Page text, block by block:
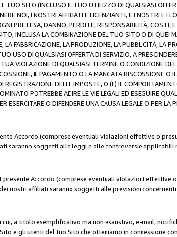
TUO SITO (INCLUSO IL TUO UTILIZZO DI QUALSIASI
NOI, I NOSTRI AFFILIATI E LICENZIANTI, E I NOSTRI E I
PRETESA, DANNO, PERDITE, RESPONSABILITÀ, COSTI, E
INCLUSA LA COMBINAZIONE DEL TUO SITO O DI QUEI
FABBRICAZIONE, LA PRODUZIONE, LA PUBBLICITÀ, LA
USO DI QUALSIASI OFFERTA DI SERVIZIO, A
VIOLAZIONE DI QUALSIASI TERMINE O CONDIZIONE
IL PAGAMENTO O LA MANCATA RISCOSSIONE O
DELLE IMPOSTE, O (F) IL
POTREBBE ADIRE LE VIE LEGALI ED ESEGUIRE
O DIFENDERE UNA CAUSA LEGALE O PER LA
Accordo (comprese eventuali violazioni effettive o
saranno soggetti alle leggi e alle controversie applicabili
Accordo (comprese eventuali violazioni effettive
nostri affiliati saranno soggetti alle previsioni
a titolo esemplificativo ma non esaustivo, e-mail,
e gli utenti del tuo Sito che otteniamo in connessione